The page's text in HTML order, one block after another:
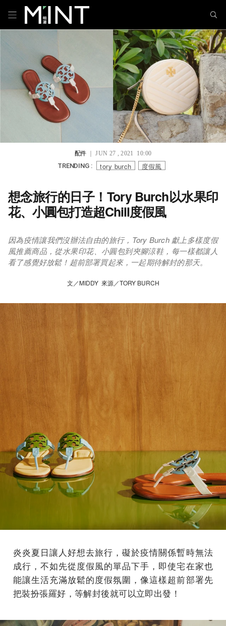
配件｜ JUN 27 , 2021 10:00
TRENDING : tory burch 度假風
想念旅行的日子！Tory Burch以水果印
花、小圓包打造超Chill度假風
因為疫情讓我們沒辦法自由的旅行，Tory Burch 獻上多樣度假
風推薦商品，從水果印花、小圓包到夾腳涼鞋，每一樣都讓人
看了感覺好放鬆！超前部署買起來，一起期待解封的那天。
文／MIDDY 來源／TORY BURCH
炎炎夏日讓人好想去旅行，礙於疫情關係暫時無法
成行，不如先從度假風的單品下手，即使宅在家也
能讓生活充滿放鬆的度假氛圍，像這樣超前部署先
把裝扮張羅好，等解封後就可以立即出發！